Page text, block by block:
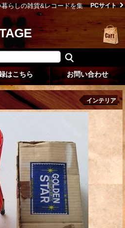
らしの雑貨&レコードを集
PCサイト
はこちら お問い合わせ
インテリア